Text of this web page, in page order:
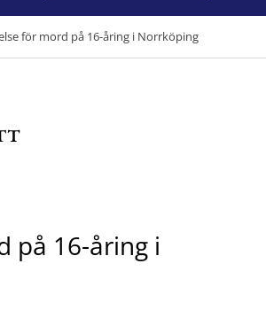
för mord på 16-åring i Norrköping
på 16-åring i